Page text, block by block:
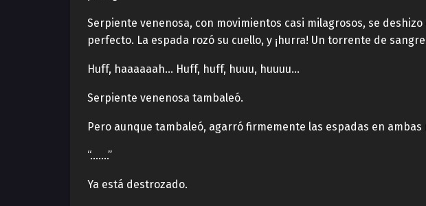
Serpiente venenosa, con movimientos casi milagrosos, se
perfecto. La espada rozó su cuello, y ¡hurra! Un torrente de
Huff, haaaaaah… Huff, huff, huuu, huuuu…
Serpiente venenosa tambaleó.
Pero aunque tambaleó, agarró firmemente las espadas en ambas
“…….”
Ya está destrozado.